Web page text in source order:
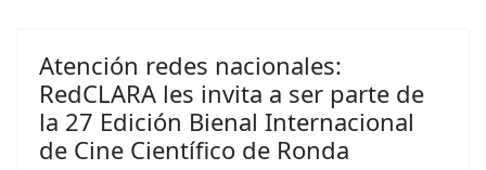
Atención redes nacionales:
RedCLARA les invita a ser parte de
la 27 Edición Bienal Internacional
de Cine Científico de Ronda